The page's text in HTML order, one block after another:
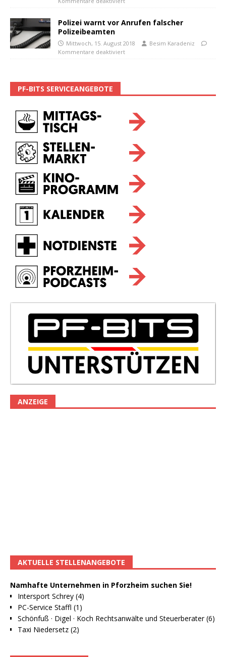
Polizei warnt vor Anrufen falscher
Polizeibeamten
Mittwoch, 15. August 2018
Besim Karadeniz
Kommentare deaktiviert
PF-BITS SERVICEANGEBOTE
ANZEIGE
AKTUELLE STELLENANGEBOTE
Namhafte Unternehmen in Pforzheim suchen Sie!
Intersport Schrey (4)
PC-Service Staffl (1)
Schönfuß · Digel · Koch Rechtsanwälte und Steuerberater (6)
Taxi Niedersetz (2)